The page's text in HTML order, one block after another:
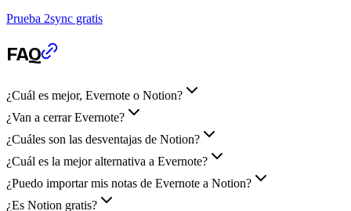
Prueba 2sync gratis
FAQ
¿Cuál es mejor, Evernote o Notion?
¿Van a cerrar Evernote?
¿Cuáles son las desventajas de Notion?
¿Cuál es la mejor alternativa a Evernote?
¿Puedo importar mis notas de Evernote a Notion?
¿Es Notion gratis?